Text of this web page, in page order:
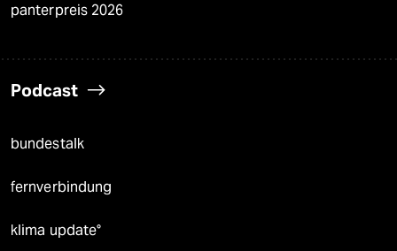
panterpreis 2026
Podcast
bundestalk
fernverbindung
klima update°